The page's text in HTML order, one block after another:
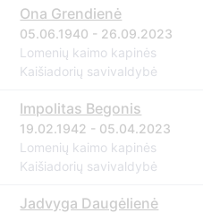
Ona Grendienė
05.06.1940 - 26.09.2023
Lomenių kaimo kapinės
Kaišiadorių savivaldybė
Impolitas Begonis
19.02.1942 - 05.04.2023
Lomenių kaimo kapinės
Kaišiadorių savivaldybė
Jadvyga Daugėlienė